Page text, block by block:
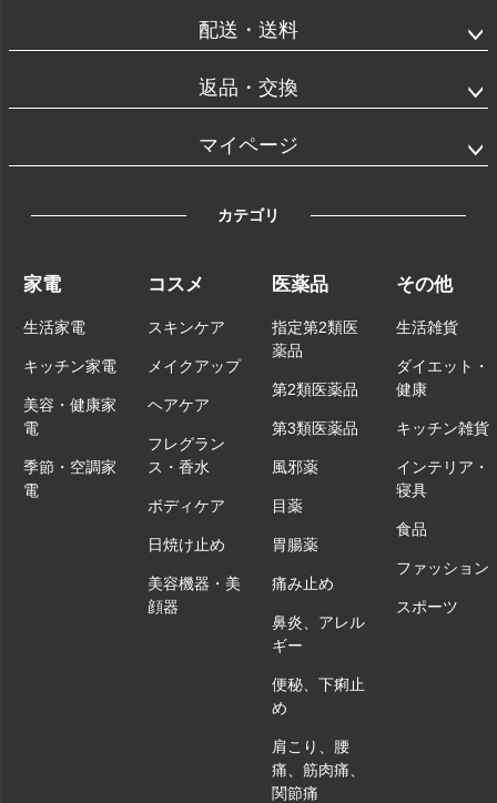
配送・送料
返品・交換
マイページ
カテゴリ
家電
生活家電
キッチン家電
美容・健康家
電
季節・空調家
電
コスメ
スキンケア
メイクアップ
ヘアケア
フレグラン
ス・香水
ボディケア
日焼け止め
美容機器・美
顔器
医薬品
指定第2類医
薬品
第2類医薬品
第3類医薬品
風邪薬
目薬
胃腸薬
痛み止め
鼻炎、アレル
ギー
便秘、下痢止
め
肩こり、腰
痛、筋肉痛、
関節痛
その他
生活雑貨
ダイエット・
健康
キッチン雑貨
インテリア・
寝具
食品
ファッション
スポーツ